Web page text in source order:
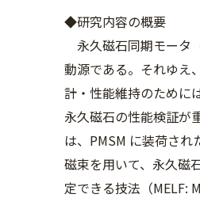
◆研究内容の概要
永久磁石同期モータ
動源である。それゆえ
計・性能維持のために
永久磁石の性能検証が
は、PMSM に装荷され
磁束を用いて、永久磁
定できる技法（MELF: